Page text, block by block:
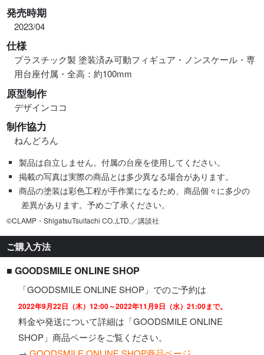
発売時期
2023/04
仕様
プラスチック製 塗装済み可動フィギュア・ノンスケール・専
用台座付属・全高：約100mm
原型制作
デザインココ
制作協力
ねんどろん
製品は自立しません。付属の台座を使用してください。
掲載の写真は実際の商品とは多少異なる場合があります。
商品の塗装は彩色工程が手作業になるため、商品個々に多少の
差異があります。予めご了承ください。
©CLAMP・ShigatsuTsuitachi CO.,LTD.／講談社
ご購入方法
■ GOODSMILE ONLINE SHOP
「GOODSMILE ONLINE SHOP」でのご予約は
2022年9月22日（木）12:00～2022年11月9日（水）21:00まで。
料金や発送について詳細は「GOODSMILE ONLINE
SHOP」商品ページをご覧ください。